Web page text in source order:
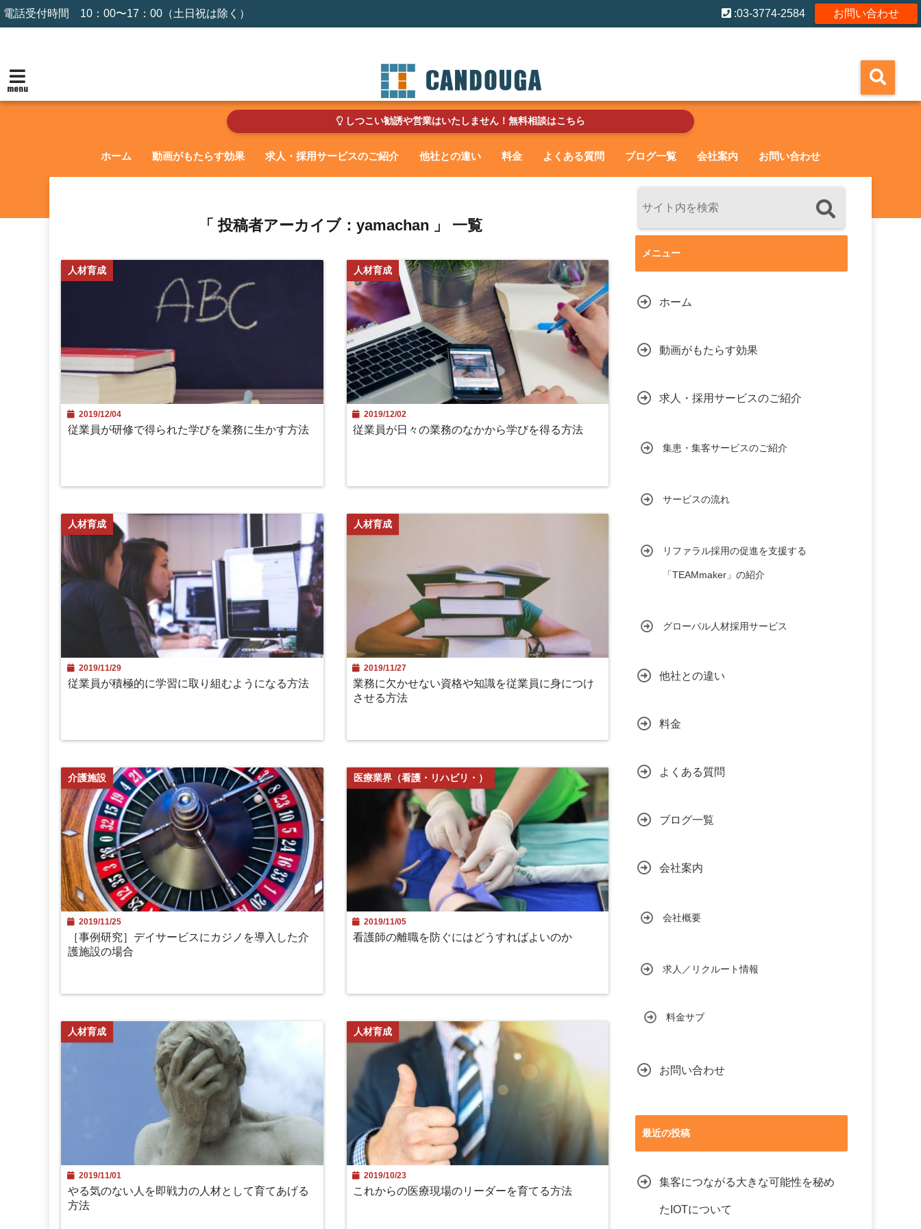
電話受付時間 10：00〜17：00（土日祝は除く） お問い合わせ
:03-3774-2584
menu
しつこい勧誘や営業はいたしません！無料相談はこちら
ホーム 動画がもたらす効果 求人・採用サービスのご紹介 他社との違い 料金 よくある質問 ブログ一覧 会社案内 お問い合わせ
「 投稿者アーカイブ：yamachan 」 一覧
人材育成
2019/12/04
従業員が研修で得られた学びを業務に生かす方法
人材育成
2019/12/02
従業員が日々の業務のなかから学びを得る方法
人材育成
2019/11/29
従業員が積極的に学習に取り組むようになる方法
人材育成
2019/11/27
業務に欠かせない資格や知識を従業員に身につけ
させる方法
介護施設
2019/11/25
［事例研究］デイサービスにカジノを導入した介
護施設の場合
医療業界（看護・リハビリ・）
2019/11/05
看護師の離職を防ぐにはどうすればよいのか
人材育成
2019/11/01
やる気のない人を即戦力の人材として育てあげる
方法
人材育成
2019/10/23
これからの医療現場のリーダーを育てる方法
メニュー
ホーム
動画がもたらす効果
求人・採用サービスのご紹介
集患・集客サービスのご紹介
サービスの流れ
リファラル採用の促進を支援する
「TEAMmaker」の紹介
グローバル人材採用サービス
他社との違い
料金
よくある質問
ブログ一覧
会社案内
会社概要
求人／リクルート情報
料金サブ
お問い合わせ
最近の投稿
集客につながる大きな可能性を秘め
たIOTについて